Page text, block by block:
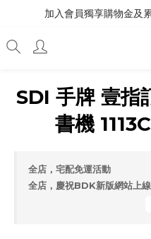
加入會員獨享購物金及
SDI 手牌 壹指
書機
全店，宅配免運活動
全店，慶祝BDK新版網站上線